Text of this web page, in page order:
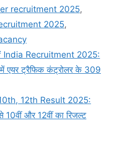
recruitment 2025,
2025,
Recruitment 2025:
में एयर ट्रैफिक कंट्रोलर के 309
12th Result 2025:
10वीं और 12वीं का रिजल्ट